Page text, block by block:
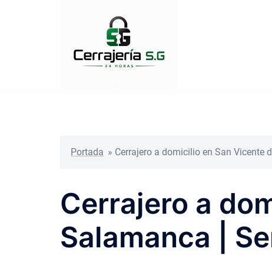
Portada » Cerrajero a domicilio en San Vicente
Cerrajero a
Salamanca |